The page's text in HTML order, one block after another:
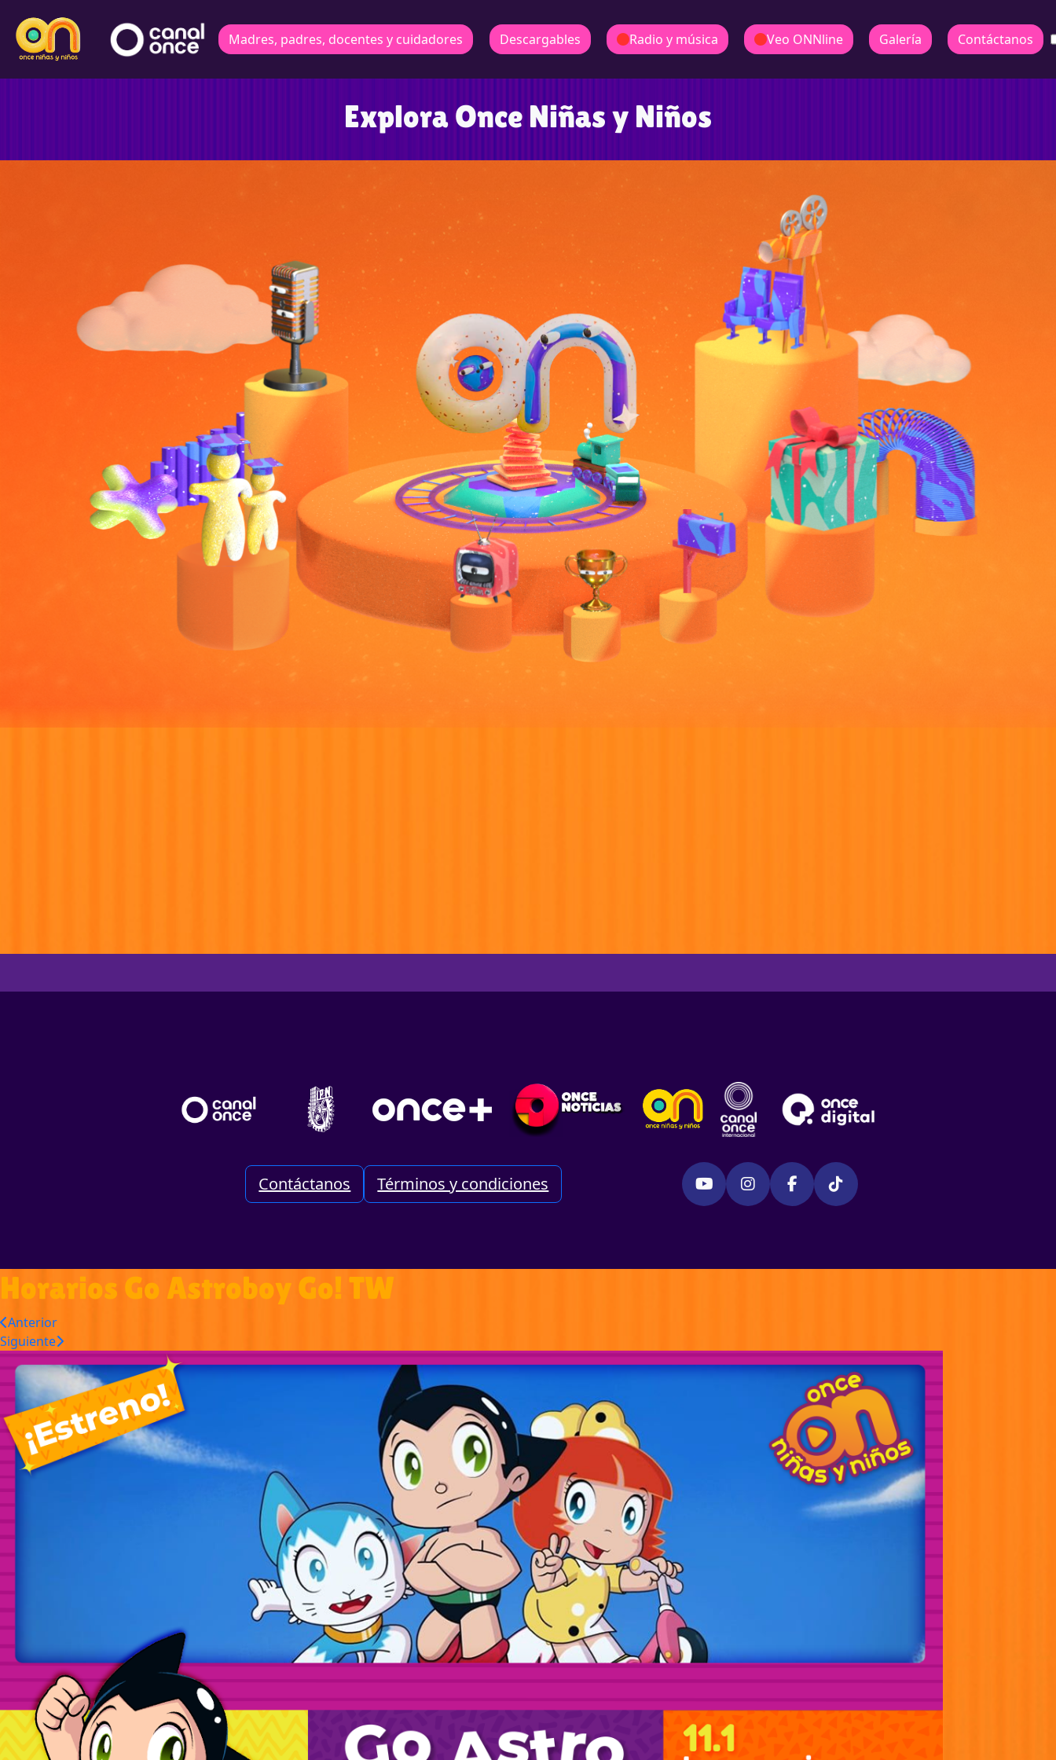
Madres, padres, docentes y cuidadores Descargables Radio y música Veo ONNline Galería Contáctanos
Explora Once Niñas y Niños
Contáctanos Términos y condiciones
Horarios Go Astroboy Go! TW
Anterior
Siguiente